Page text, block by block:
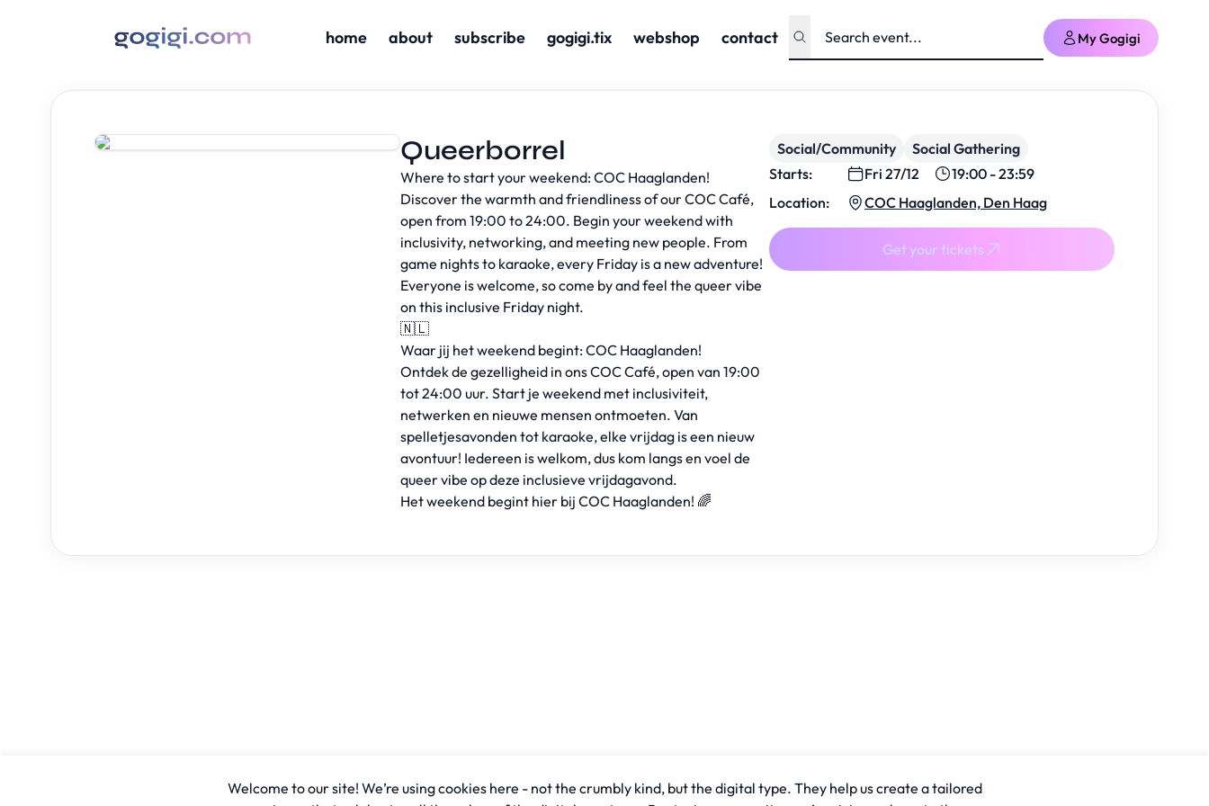
home about subscribe gogigi.tix webshop contact My Gogigi
Queerborrel
Where to start your weekend: COC Haaglanden!
Discover the warmth and friendliness of our COC Café,
open from 19:00 to 24:00. Begin your weekend with
inclusivity, networking, and meeting new people. From
game nights to karaoke, every Friday is a new adventure!
Everyone is welcome, so come by and feel the queer vibe
on this inclusive Friday night.
🇳🇱
Waar jij het weekend begint: COC Haaglanden!
Ontdek de gezelligheid in ons COC Café, open van 19:00
tot 24:00 uur. Start je weekend met inclusiviteit,
netwerken en nieuwe mensen ontmoeten. Van
spelletjesavonden tot karaoke, elke vrijdag is een nieuw
avontuur! Iedereen is welkom, dus kom langs en voel de
queer vibe op deze inclusieve vrijdagavond.
Het weekend begint hier bij COC Haaglanden! 🌈
Social/Community
Social Gathering
Starts:
Fri 27/12
19:00 - 23:59
Location:
COC Haaglanden, Den Haag
Get your tickets
Welcome to our site! We’re using cookies here - not the crumbly kind, but the digital type. They help us create a tailored